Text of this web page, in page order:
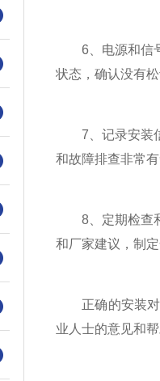
6、电源和信号
状态，确认没有
7、记录安装信
和故障排查非常
8、定期检查和
和厂家建议，制
正确的安装对
业人士的意见和